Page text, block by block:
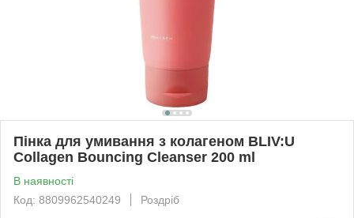
Пінка для умивання з колагеном BLIV:U
Collagen Bouncing Cleanser 200 ml
В наявності
Код: 8809962540249
Роздріб